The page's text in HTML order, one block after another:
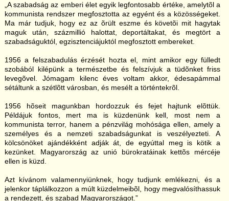
„A szabadság az emberi élet egyik legfontosabb értéke, amelytõl a
kommunista rendszer megfosztotta az egyént és a közösségeket.
Ma már tudjuk, hogy ez az õrült eszme és követõi mit hagytak
maguk után, százmillió halottat, deportáltakat, és megtört a
szabadságuktól, egzisztenciájuktól megfosztott embereket.
1956 a felszabadulás érzését hozta el, mint amikor egy fülledt
szobából kilépünk a természetbe és felszívjuk a tüdõnket friss
levegõvel. Jómagam kilenc éves voltam akkor, édesapámmal
sétáltunk a szétlõtt városban, és mesélt a történtekrõl.
1956 hõseit magunkban hordozzuk és fejet hajtunk elõttük.
Példájuk fontos, mert ma is küzdenünk kell, most nem a
kommunista terror, hanem a pénzvilág mohósága ellen, amely a
személyes és a nemzeti szabadságunkat is veszélyezteti. A
kölcsönöket ajándékként adják át, de egyúttal meg is kötik a
kezünket. Magyarország az unió bürokratáinak kettõs mércéje
ellen is küzd.
Azt kívánom valamennyiünknek, hogy tudjunk emlékezni, és a
jelenkor táplálkozzon a múlt küzdelmeibõl, hogy megvalósíthassuk
a rendezett, és szabad Magyarországot.”